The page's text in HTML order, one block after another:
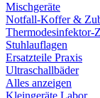
Mischgeräte
Notfall-Koffer &
Thermodesinfektor-
Stuhlauflagen
Ersatzteile Praxis
Ultraschallbäder
Alles anzeigen
Kleingeräte Labor